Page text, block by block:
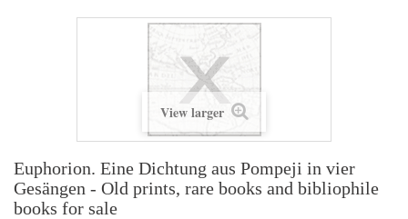
View larger
Euphorion. Eine Dichtung aus Pompeji in vier
Gesängen - Old prints, rare books and bibliophile
books for sale